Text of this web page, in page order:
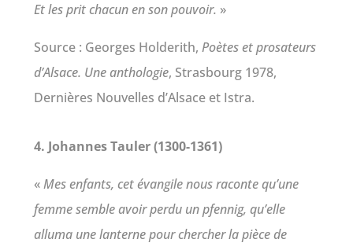
Et les prit chacun en son pouvoir. »
Source : Georges Holderith, Poètes et prosateurs
d’Alsace. Une anthologie, Strasbourg 1978,
Dernières Nouvelles d’Alsace et Istra.
4. Johannes Tauler (1300-1361)
«Mes enfants, cet évangile nous raconte qu’une
femme semble avoir perdu un pfennig, qu’elle
alluma une lanterne pour chercher la pièce de